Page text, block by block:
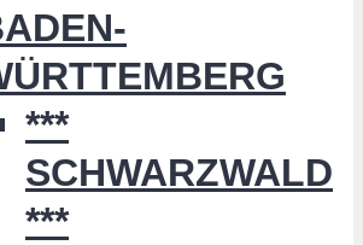
***
SCHWARZWALD
***